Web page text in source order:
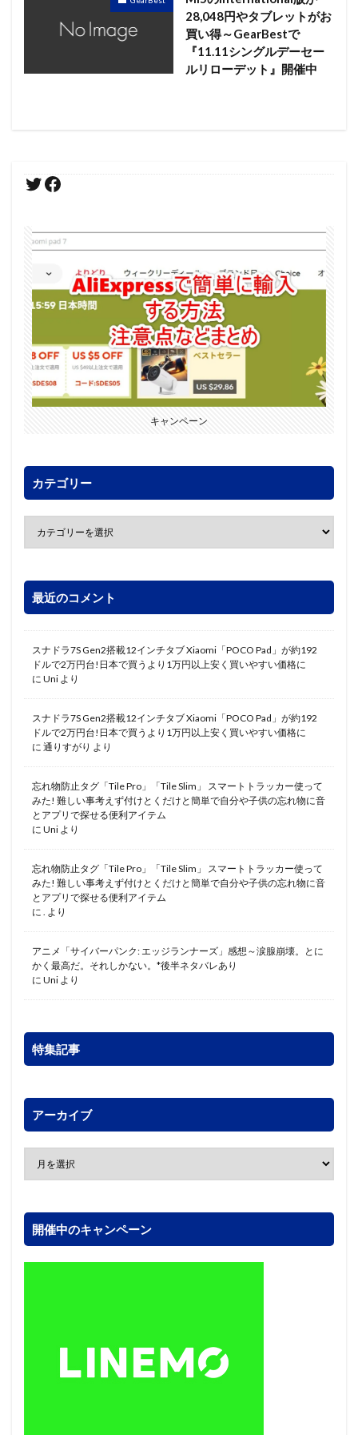
28,048円やタブレットがお
買い得～GearBestで
『11.11シングルデーセー
ルリローデット』開催中
キャンペーン
カテゴリー
最近のコメント
スナドラ7S Gen2搭載12インチタブ Xiaomi「POCO Pad」が約192
ドルで2万円台!日本で買うより1万円以上安く買いやすい価格に
に Uni より
スナドラ7S Gen2搭載12インチタブ Xiaomi「POCO Pad」が約192
ドルで2万円台!日本で買うより1万円以上安く買いやすい価格に
に 通りすがり より
忘れ物防止タグ「Tile Pro」「Tile Slim」 スマートトラッカー使って
みた! 難しい事考えず付けとくだけと簡単で自分や子供の忘れ物に音
とアプリで探せる便利アイテム
に Uni より
忘れ物防止タグ「Tile Pro」「Tile Slim」 スマートトラッカー使って
みた! 難しい事考えず付けとくだけと簡単で自分や子供の忘れ物に音
とアプリで探せる便利アイテム
に . より
アニメ「サイバーパンク: エッジランナーズ」感想～涙腺崩壊。とに
かく最高だ。それしかない。*後半ネタバレあり
に Uni より
特集記事
アーカイブ
開催中のキャンペーン